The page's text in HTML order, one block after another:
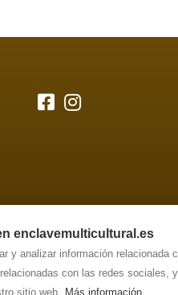
enclavemulticultural.es
y analizar información relacionada
con las redes sociales,
sitio web.
Más información